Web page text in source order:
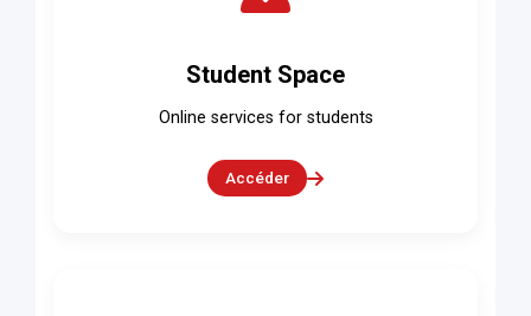
Student Space
Online services for students
Accéder